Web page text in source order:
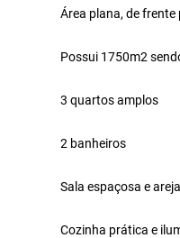
Área plana, de
Possui 1750m2
3 quartos amplos
2 banheiros
Sala espaçosa e
Cozinha prática e